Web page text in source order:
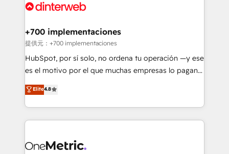
marketing, and service teams. From setup to
management, and speed up deal closures. With 500+
projects completed, our Agile approach ensures your
HubSpot CRM drives measurable results. Our
RevOps services align your sales, marketing, and
optimize the revenue lifecycle—lead generation to
retention—by refining processes and eliminating
maximize profitability and adapt to your goals.
+700 implementaciones
提供元：+700 implementaciones
HubSpot, por sí solo, no ordena tu operación —y ese
es el motivo por el que muchas empresas lo pagan y
aun así no crecen. Suele ser un círculo: procesos que
no generan datos confiables, datos que no permiten
decidir bien, y decisiones que no logran mejorar los
procesos. Y así, vuelta tras vuelta, el negocio gira sin
el CRM y más con cómo opera la empresa por
Elite4.8